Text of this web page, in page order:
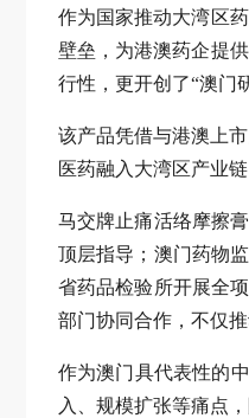
作为国家推动大湾区
壁垒，为港澳药企提
行性，更开创了“澳门
该产品凭借与港澳上
医药融入大湾区产业
马交牌止痛活络摩擦
顶层指导；澳门药物
省药品检验所开展全
部门协同合作，不仅
作为澳门具代表性的
入、规模扩张等痛点